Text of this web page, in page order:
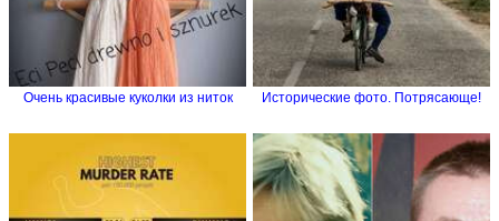
Очень красивые куколки из ниток Исторические фото. Потрясающе!